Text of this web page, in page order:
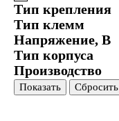
Тип крепления
Тип клемм
Напряжение, В
Тип корпуса
Производство
Показать Сбросить